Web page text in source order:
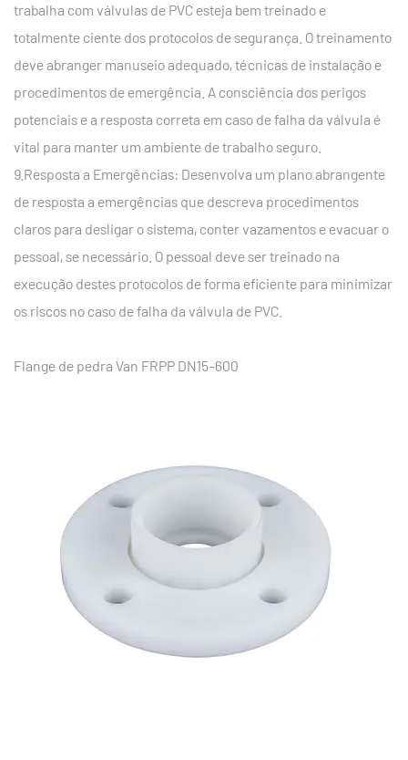
trabalha com válvulas de PVC esteja bem treinado e
totalmente ciente dos protocolos de segurança. O treinamento
deve abranger manuseio adequado, técnicas de instalação e
procedimentos de emergência. A consciência dos perigos
potenciais e a resposta correta em caso de falha da válvula é
vital para manter um ambiente de trabalho seguro.
9.Resposta a Emergências: Desenvolva um plano abrangente
de resposta a emergências que descreva procedimentos
claros para desligar o sistema, conter vazamentos e evacuar o
pessoal, se necessário. O pessoal deve ser treinado na
execução destes protocolos de forma eficiente para minimizar
os riscos no caso de falha da válvula de PVC.
Flange de pedra Van FRPP DN15-600